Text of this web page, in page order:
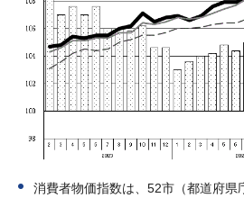
消費者物価指数は、52市（都道府県